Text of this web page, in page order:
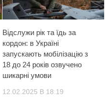
Відслужи рік та їдь за
кордон: в Україні
запускають мобілізацію з
18 до 24 років озвучено
шикарні умови
12.02.2025 В 18:19